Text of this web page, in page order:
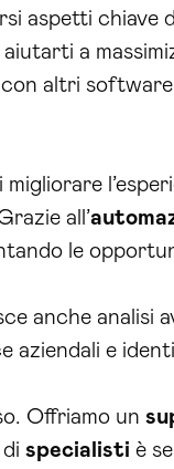
aspetti chiave
a
altri
all’
le
anche analisi
aziendali e
Offriamo un
specialisti è